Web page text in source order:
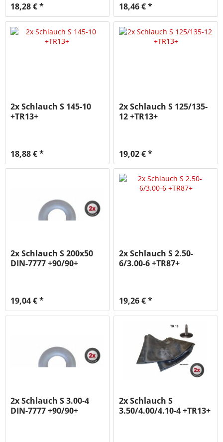
18,28 € * 18,46 € *
2x Schlauch S 145-10
+TR13+
18,88 € *
2x Schlauch S 125/135-
12 +TR13+
19,02 € *
2x Schlauch S 200x50
DIN-7777 +90/90+
19,04 € *
2x Schlauch S 2.50-
6/3.00-6 +TR87+
19,26 € *
2x Schlauch S 3.00-4
DIN-7777 +90/90+
2x Schlauch S
3.50/4.00/4.10-4 +TR13+